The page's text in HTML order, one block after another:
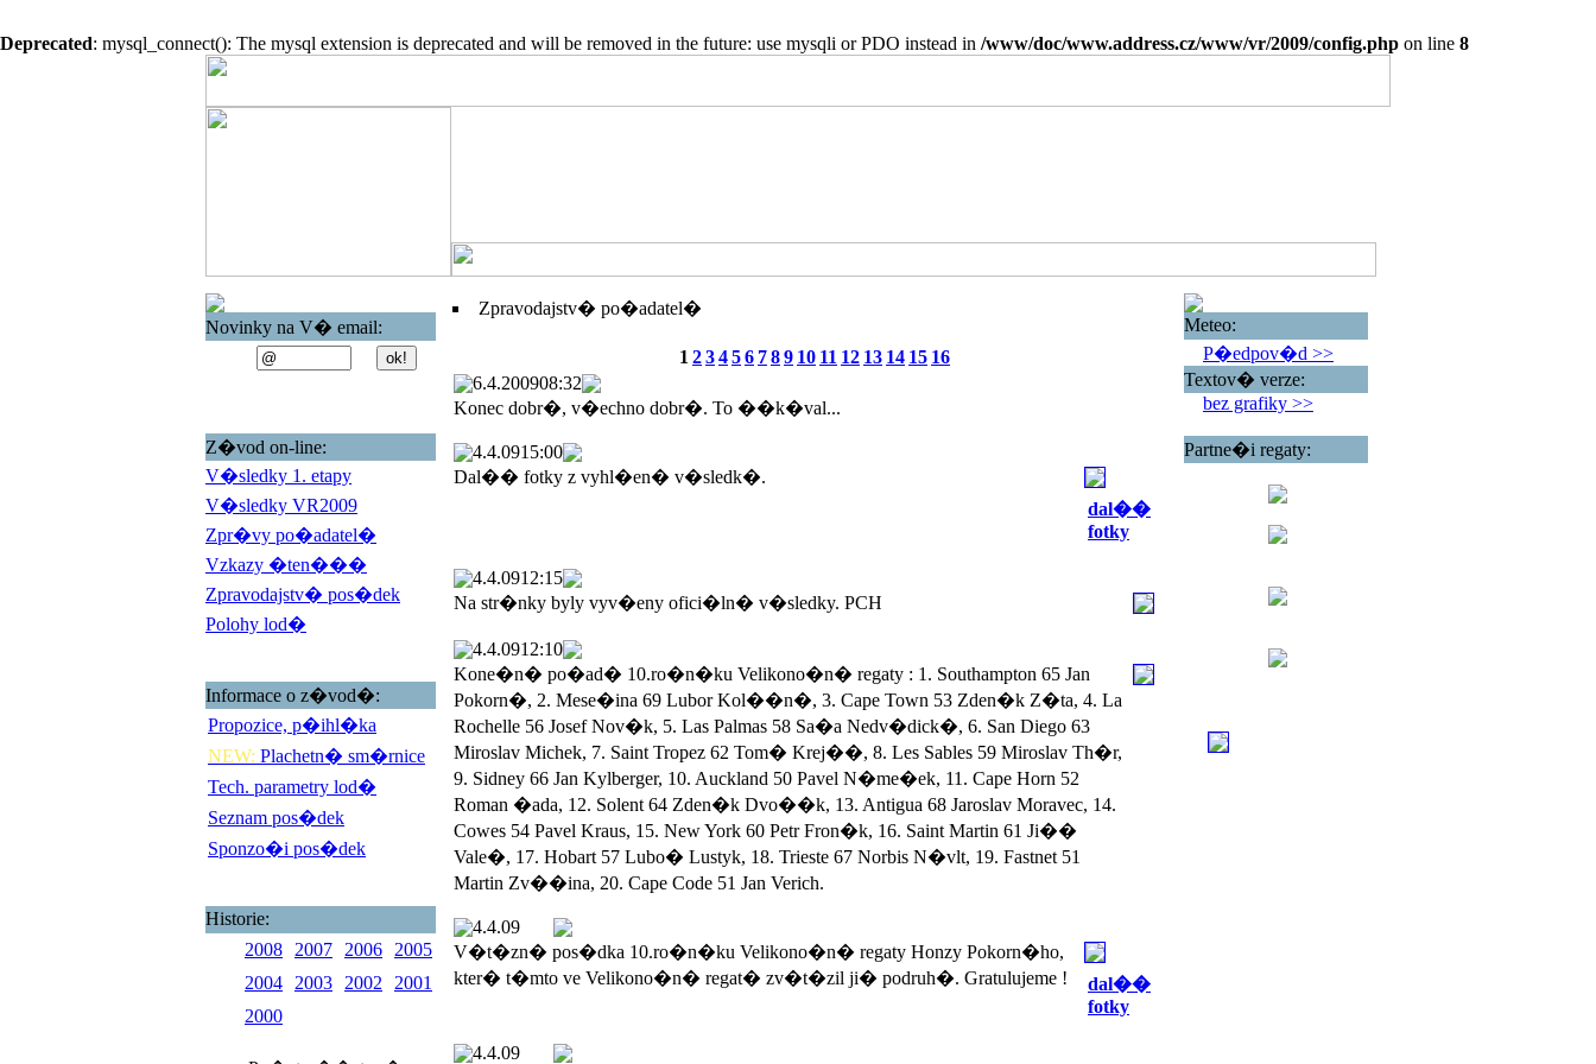
Deprecated: mysql_connect(): The mysql extension is deprecated and will be removed in the future: use mysqli or PDO instead in /www/doc/www.address.cz/www/vr/2009/config.php on line 8
Novinky na V� email:
Z�vod on-line:
V�sledky 1. etapy
V�sledky VR2009
Zpr�vy po�adatel�
Vzkazy �ten���
Zpravodajstv� pos�dek
Polohy lod�
Informace o z�vod�:
Propozice, p�ihl�ka
NEW: Plachetn� sm�rnice
Tech. parametry lod�
Seznam pos�dek
Sponzo�i pos�dek
Historie:
2008
2007 2006
2005
2004
2003 2002
2001
2000
Zpravodajstv� po�adatel�
1 23456 789 10 11 12 13 14 15 16
6.4.200908:32
Konec dobr�, v�echno dobr�. To ��k�val...
4.4.0915:00
Dal�� fotky z vyhl�en� v�sledk�.
dal��
fotky
4.4.0912:15
Na str�nky byly vyv�eny ofici�ln� v�sledky. PCH
4.4.0912:10
Kone�n� po�ad� 10.ro�n�ku Velikono�n� regaty : 1. Southampton 65 Jan
Pokorn�, 2. Mese�ina 69 Lubor Kol��n�, 3. Cape Town 53 Zden�k Z�ta, 4. La
Rochelle 56 Josef Nov�k, 5. Las Palmas 58 Sa�a Nedv�dick�, 6. San Diego 63
Miroslav Michek, 7. Saint Tropez 62 Tom� Krej��, 8. Les Sables 59 Miroslav Th�r,
9. Sidney 66 Jan Kylberger, 10. Auckland 50 Pavel N�me�ek, 11. Cape Horn 52
Roman �ada, 12. Solent 64 Zden�k Dvo��k, 13. Antigua 68 Jaroslav Moravec, 14.
Cowes 54 Pavel Kraus, 15. New York 60 Petr Fron�k, 16. Saint Martin 61 Ji��
Vale�, 17. Hobart 57 Lubo� Lustyk, 18. Trieste 67 Norbis N�vlt, 19. Fastnet 51
Martin Zv��ina, 20. Cape Code 51 Jan Verich.
4.4.09
V�t�zn� pos�dka 10.ro�n�ku Velikono�n� regaty Honzy Pokorn�ho,
kter� t�mto ve Velikono�n� regat� zv�t�zil ji� podruh�. Gratulujeme !
dal��
fotky
4.4.09
Meteo:
P�edpov�d >>
Textov� verze:
bez grafiky >>
Partne�i regaty: